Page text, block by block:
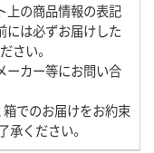
上の商品情報の表記
には必ずお届けした
さい。
ーカー等にお問い合
箱でのお届けをお約束
ください。